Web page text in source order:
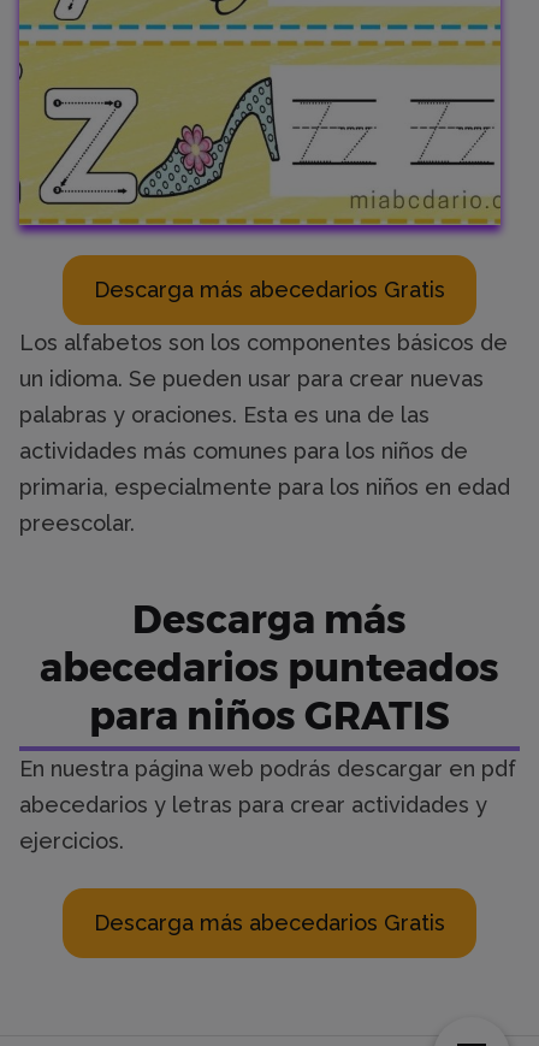
Descarga más abecedarios Gratis
Los alfabetos son los componentes básicos de
un idioma. Se pueden usar para crear nuevas
palabras y oraciones. Esta es una de las
actividades más comunes para los niños de
primaria, especialmente para los niños en edad
preescolar.
Descarga más
abecedarios punteados
para niños GRATIS
En nuestra página web podrás descargar en pdf
abecedarios y letras para crear actividades y
ejercicios.
Descarga más abecedarios Gratis